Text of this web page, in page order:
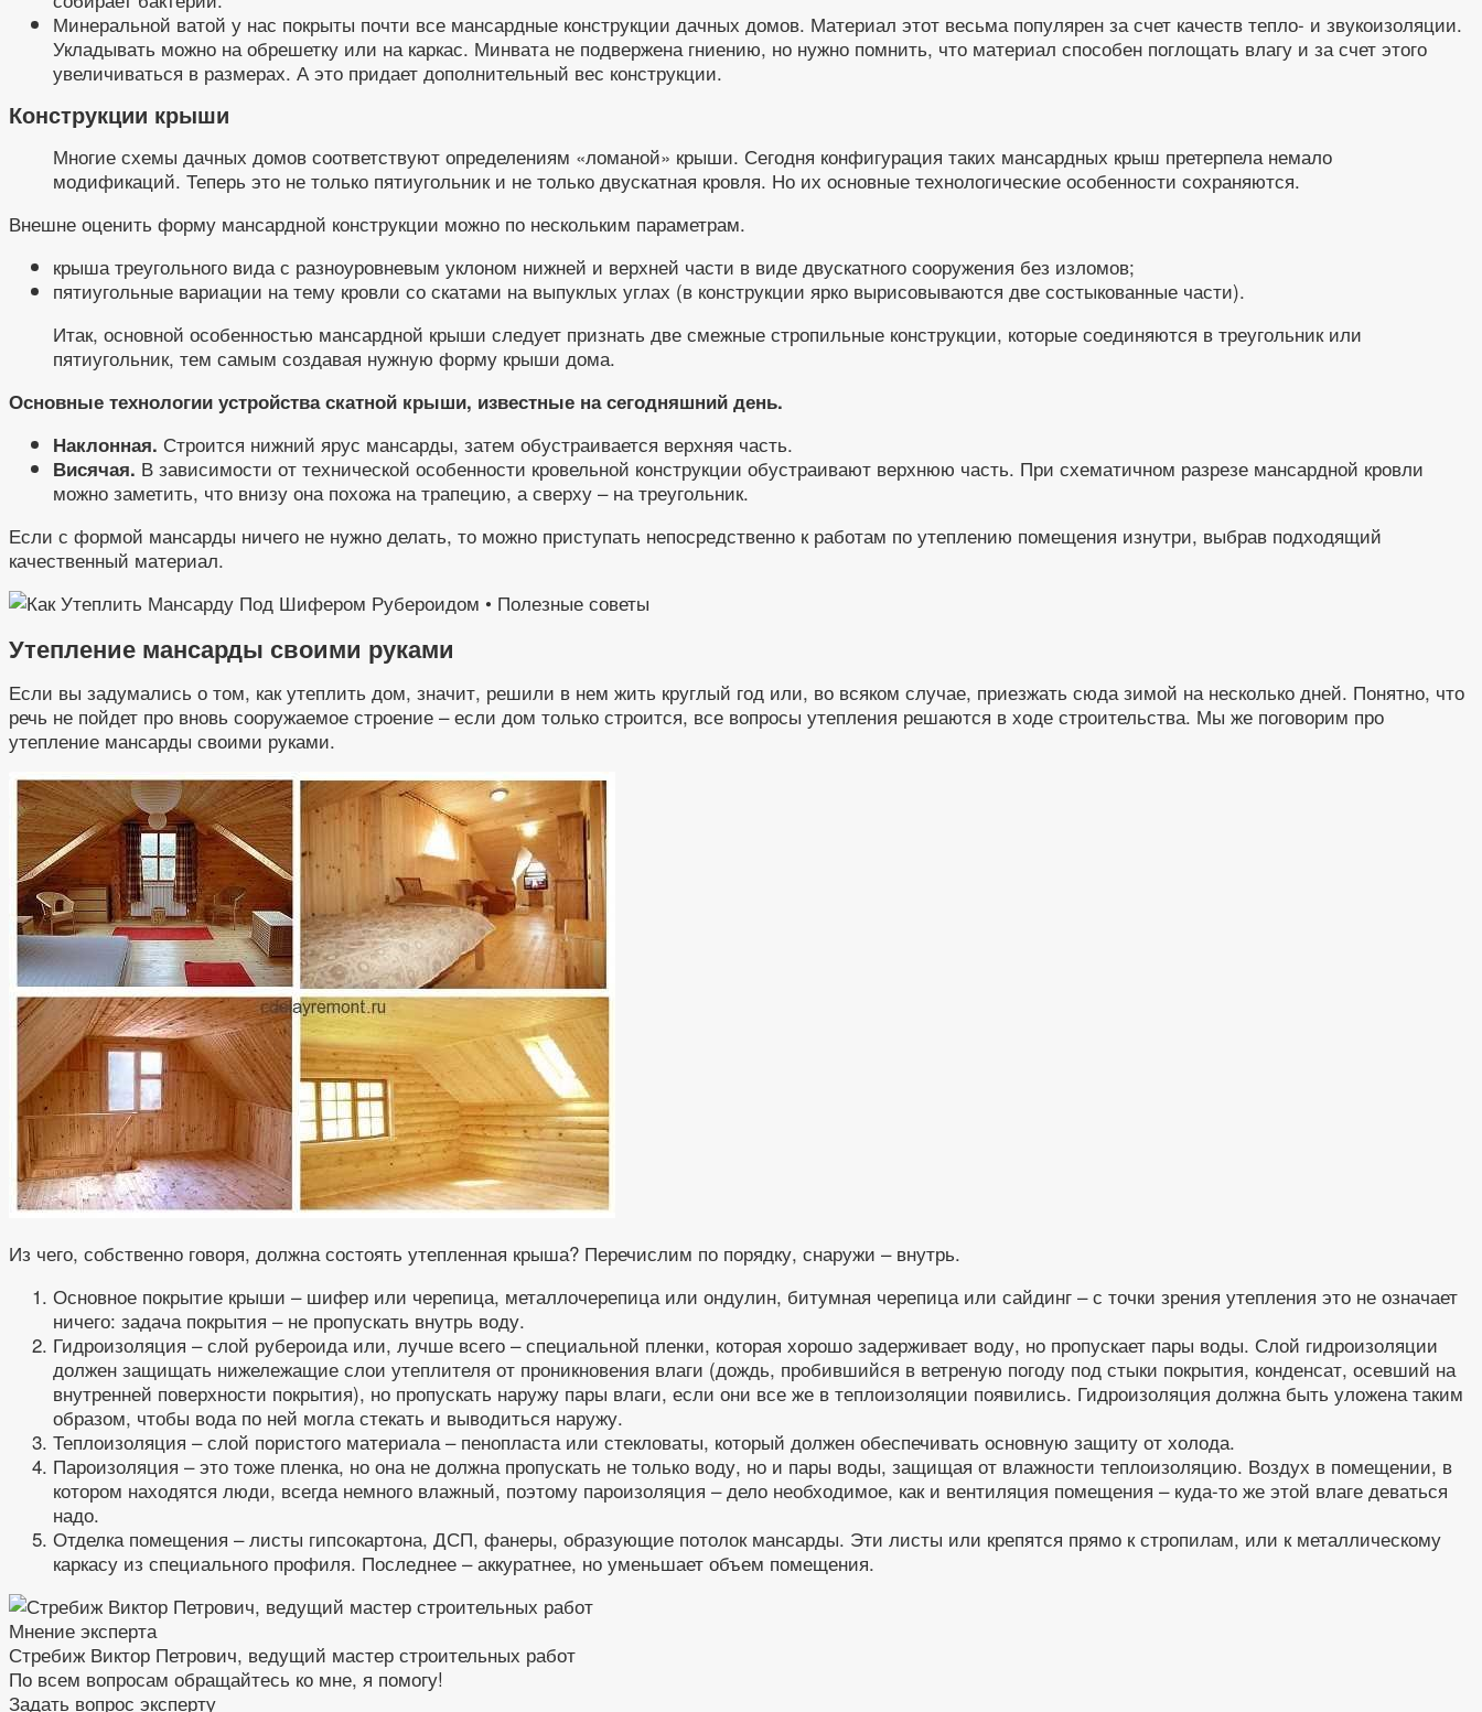
Минеральной ватой у нас покрыты почти все мансардные конструкции дачных домов. Материал этот весьма популярен за счет качеств тепло- и звукоизоляции.
Укладывать можно на обрешетку или на каркас. Минвата не подвержена гниению, но нужно помнить, что материал способен поглощать влагу и за счет этого
увеличиваться в размерах. А это придает дополнительный вес конструкции.
Конструкции крыши
Многие схемы дачных домов соответствуют определениям «ломаной» крыши. Сегодня конфигурация таких мансардных крыш претерпела немало
модификаций. Теперь это не только пятиугольник и не только двускатная кровля. Но их основные технологические особенности сохраняются.
Внешне оценить форму мансардной конструкции можно по нескольким параметрам.
крыша треугольного вида с разноуровневым уклоном нижней и верхней части в виде двускатного сооружения без изломов;
пятиугольные вариации на тему кровли со скатами на выпуклых углах (в конструкции ярко вырисовываются две состыкованные части).
Итак, основной особенностью мансардной крыши следует признать две смежные стропильные конструкции, которые соединяются в треугольник или
пятиугольник, тем самым создавая нужную форму крыши дома.
Основные технологии устройства скатной крыши, известные на сегодняшний день.
Наклонная. Строится нижний ярус мансарды, затем обустраивается верхняя часть.
Висячая. В зависимости от технической особенности кровельной конструкции обустраивают верхнюю часть. При схематичном разрезе мансардной кровли
можно заметить, что внизу она похожа на трапецию, а сверху – на треугольник.
Если с формой мансарды ничего не нужно делать, то можно приступать непосредственно к работам по утеплению помещения изнутри, выбрав подходящий
качественный материал.
Утепление мансарды своими руками
Если вы задумались о том, как утеплить дом, значит, решили в нем жить круглый год или, во всяком случае, приезжать сюда зимой на несколько дней. Понятно, что
речь не пойдет про вновь сооружаемое строение – если дом только строится, все вопросы утепления решаются в ходе строительства. Мы же поговорим про
утепление мансарды своими руками.
Из чего, собственно говоря, должна состоять утепленная крыша? Перечислим по порядку, снаружи – внутрь.
Основное покрытие крыши – шифер или черепица, металлочерепица или ондулин, битумная черепица или сайдинг – с точки зрения утепления это не означает
ничего: задача покрытия – не пропускать внутрь воду.
Гидроизоляция – слой рубероида или, лучше всего – специальной пленки, которая хорошо задерживает воду, но пропускает пары воды. Слой гидроизоляции
должен защищать нижележащие слои утеплителя от проникновения влаги (дождь, пробившийся в ветреную погоду под стыки покрытия, конденсат, осевший на
внутренней поверхности покрытия), но пропускать наружу пары влаги, если они все же в теплоизоляции появились. Гидроизоляция должна быть уложена таким
образом, чтобы вода по ней могла стекать и выводиться наружу.
Теплоизоляция – слой пористого материала – пенопласта или стекловаты, который должен обеспечивать основную защиту от холода.
Пароизоляция – это тоже пленка, но она не должна пропускать не только воду, но и пары воды, защищая от влажности теплоизоляцию. Воздух в помещении, в
котором находятся люди, всегда немного влажный, поэтому пароизоляция – дело необходимое, как и вентиляция помещения – куда-то же этой влаге деваться
надо.
Отделка помещения – листы гипсокартона, ДСП, фанеры, образующие потолок мансарды. Эти листы или крепятся прямо к стропилам, или к металлическому
каркасу из специального профиля. Последнее – аккуратнее, но уменьшает объем помещения.
Мнение эксперта
Стребиж Виктор Петрович, ведущий мастер строительных работ
По всем вопросам обращайтесь ко мне, я помогу!
Задать вопрос эксперту